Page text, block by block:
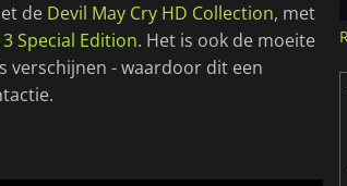
de Devil May Cry HD Collection, met
Special Edition. Het is ook de moeite
verschijnen - waardoor dit een